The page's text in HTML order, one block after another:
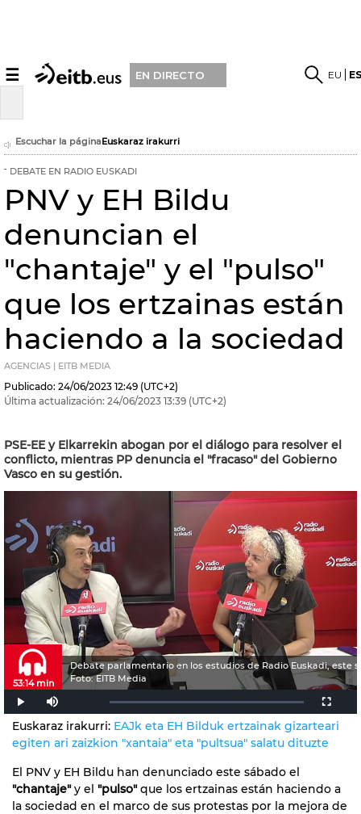
☰ EN DIRECTO EU
Escuchar la páginaEuskaraz irakurri
DEBATE EN RADIO EUSKADI
PNV y EH Bildu
denuncian el
"chantaje" y el "pulso"
que los ertzainas están
haciendo a la sociedad
AGENCIAS | EITB MEDIA
Publicado: 24/06/2023 12:49 (UTC+2)
Última actualización: 24/06/2023 13:39 (UTC+2)
PSE-EE y Elkarrekin abogan por el diálogo para resolver el
conflicto, mientras PP denuncia el "fracaso" del Gobierno
Vasco en su gestión.
Debate parlamentario en los estudios de Radio Euskadi, este
Foto: EITB Media
53:14 min
Euskaraz irakurri: EAJk eta EH Bilduk ertzainak gizarteari
egiten ari zaizkion "xantaia" eta "pultsua" salatu dituzte
El PNV y EH Bildu han denunciado este sábado el
"chantaje"y el "pulso"que los ertzainas están haciendo a
la sociedad en el marco de sus protestas por la mejora de